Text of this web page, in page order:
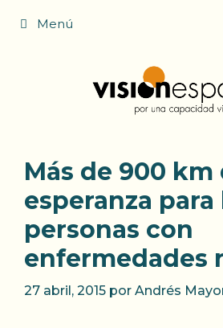
Menú
Más de 900 km
esperanza para
personas con
enfermedades
27 abril, 2015 por Andrés